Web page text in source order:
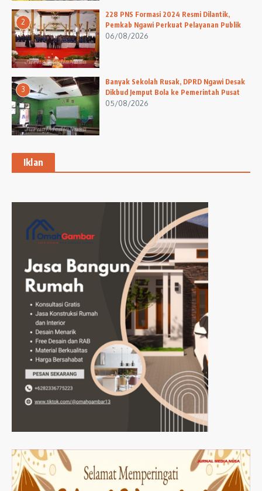
2
228 PNS Formasi 2024 Resmi Dilantik,
Pemkab Ngawi Perkuat Pelayanan Publik
06/08/2026
3
Banyak Sekolah Rusak, DPRD Ngawi Desak
Dikbud Jemput Bola ke Pemerintah Pusat
05/08/2026
Iklan